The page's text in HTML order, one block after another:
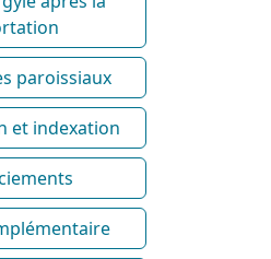
paroissiaux
et indexation